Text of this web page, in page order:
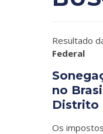
Resultado
Federal
no
Distrito
Os